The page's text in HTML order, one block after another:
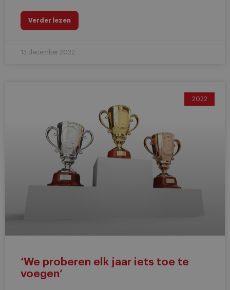
Verder lezen
13 december 2022
2022
‘We proberen elk jaar iets toe te
voegen’